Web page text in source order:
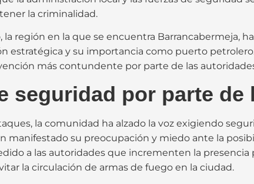
la criminalidad.
la región en la que se encuentra Barrancabermeja,
estratégica y su importancia como puerto
más contundente por parte de las
seguridad por parte de
la comunidad ha alzado la voz exigiendo
manifestado su preocupación y miedo ante la
a las autoridades que incrementen la presencia
la circulación de armas de fuego en la ciudad.